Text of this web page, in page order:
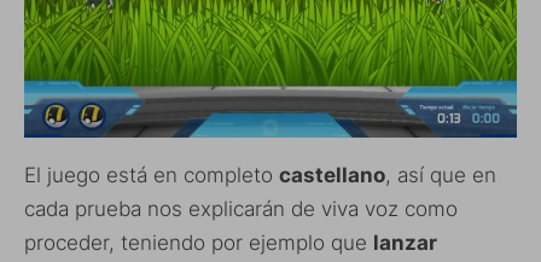
El juego está en completo castellano, así que en
cada prueba nos explicarán de viva voz como
proceder, teniendo por ejemplo que lanzar